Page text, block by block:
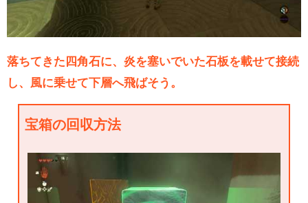
落ちてきた四角石に、炎を塞いでいた石板を載せて接続
し、風に乗せて下層へ飛ばそう。
宝箱の回収方法